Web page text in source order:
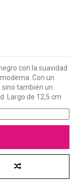
con la suavidad
Con un
sino también un
Largo de 12,5 cm